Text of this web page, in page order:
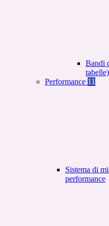
Bandi
tabelle)
Performance 11
Sistema di
performance